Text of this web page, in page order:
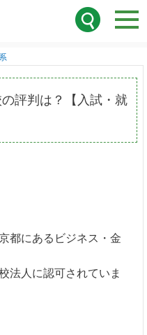
評判は？【入試・就
都にあるビジネス・金
法人に認可されていま